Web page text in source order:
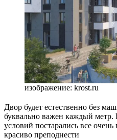
изображение: krost.ru
Двор будет естественно без
буквально важен каждый метр.
условий постарались все
красиво преподнести